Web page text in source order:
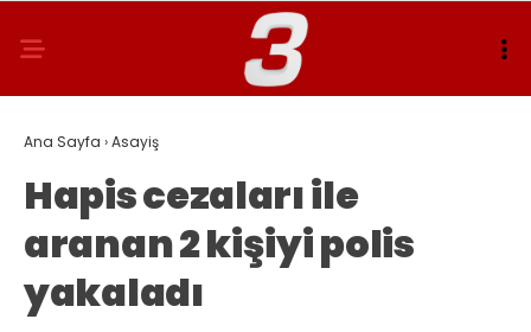
Ana Sayfa ›Asayiş
Hapis cezaları ile
aranan 2 kişiyi polis
yakaladı